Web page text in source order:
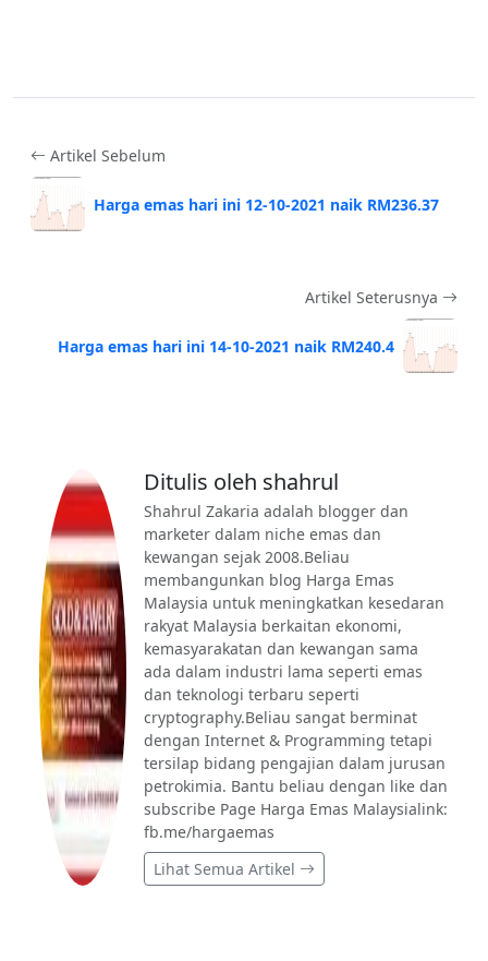
Artikel Sebelum
Harga emas hari ini 12-10-2021 naik RM236.37
Artikel Seterusnya
Harga emas hari ini 14-10-2021 naik RM240.4
Ditulis oleh shahrul
Shahrul Zakaria adalah blogger dan
marketer dalam niche emas dan
kewangan sejak 2008.Beliau
membangunkan blog Harga Emas
Malaysia untuk meningkatkan kesedaran
rakyat Malaysia berkaitan ekonomi,
kemasyarakatan dan kewangan sama
ada dalam industri lama seperti emas
dan teknologi terbaru seperti
cryptography.Beliau sangat berminat
dengan Internet & Programming tetapi
tersilap bidang pengajian dalam jurusan
petrokimia. Bantu beliau dengan like dan
subscribe Page Harga Emas Malaysialink:
fb.me/hargaemas
Lihat Semua Artikel